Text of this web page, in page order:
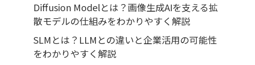
Diffusion Modelとは？画像生成AIを支える拡
散モデルの仕組みをわかりやすく解説
SLMとは？LLMとの違いと企業活用の可能性
をわかりやすく解説